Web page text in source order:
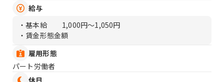
給与
・基本給
1,000円〜1,050円
・賃金形態金額
雇用形態
パート労働者
休日